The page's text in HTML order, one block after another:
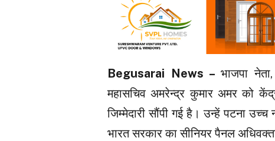
Begusarai News – भाजपा
महासचिव अमरेन्द्र कुमार अमर को
जिम्मेदारी सौंपी गई है। उन्हें पटना
भारत सरकार का सीनियर पैनल